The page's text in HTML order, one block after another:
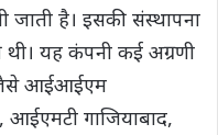
जाती है। इसकी संस्‍थापना
यह कंपनी कई अग्रणी
जैसे आईआईएम
गाजियाबाद,